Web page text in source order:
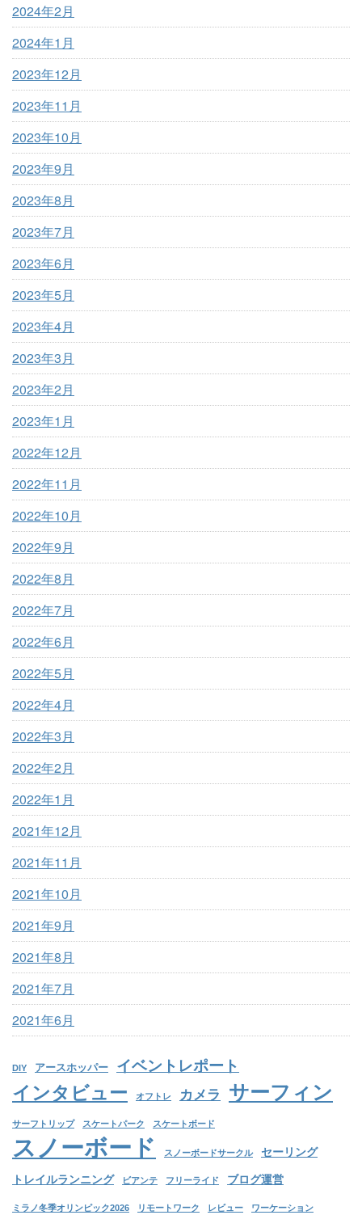
2024年2月
2024年1月
2023年12月
2023年11月
2023年10月
2023年9月
2023年8月
2023年7月
2023年6月
2023年5月
2023年4月
2023年3月
2023年2月
2023年1月
2022年12月
2022年11月
2022年10月
2022年9月
2022年8月
2022年7月
2022年6月
2022年5月
2022年4月
2022年3月
2022年2月
2022年1月
2021年12月
2021年11月
2021年10月
2021年9月
2021年8月
2021年7月
2021年6月
DIY アースホッパー イベントレポート
インタビュー オフトレ カメラ サーフィン
サーフトリップ スケートパーク スケートボード
スノーボード スノーボードサークル セーリング
トレイルランニング ビアンテ フリーライド ブログ運営
ミラノ冬季オリンピック2026 リモートワーク レビュー ワーケーション